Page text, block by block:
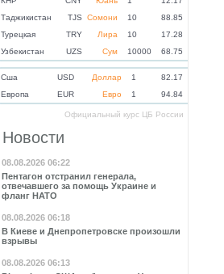
Таджикистан
TJS Сомони 10
88.85
Турецкая
TRY Лира 10
17.28
Узбекистан
UZS Сум 10000 68.75
Cша USD Доллар 1
82.17
Eвропа
EUR Евро 1 94.84
Официальный курс ЦБ России
Новости
08.08.2026 06:22
Пентагон отстранил генерала,
отвечавшего за помощь Украине и
фланг НАТО
08.08.2026 06:18
В Киеве и Днепропетровске произошли
взрывы
08.08.2026 06:13